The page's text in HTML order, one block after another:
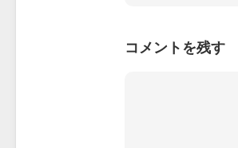
コメントを残す